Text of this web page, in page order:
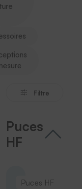
Filtre
Puces
HF
Puces HF